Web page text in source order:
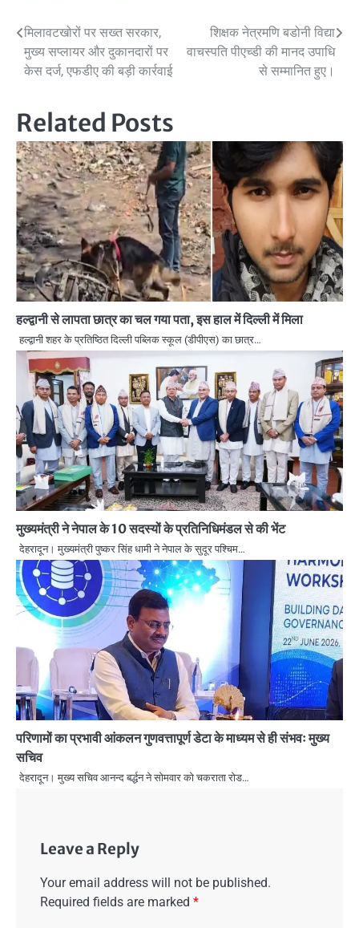
Post
navigation
मिलावटखोरों पर सख्त सरकार,
मुख्य सप्लायर और दुकानदारों पर
केस दर्ज, एफडीए की बड़ी कार्रवाई
शिक्षक नेत्रमणि बडोनी विद्या
वाचस्पति पीएच्डी की मानद उपाधि
से सम्मानित हुए।
Related Posts
हल्द्वानी से लापता छात्र का चल गया पता, इस हाल में दिल्‍ली में मिला
हल्द्वानी शहर के प्रतिष्ठित दिल्ली पब्लिक स्कूल (डीपीएस) का छात्र…
मुख्यमंत्री ने नेपाल के 10 सदस्यों के प्रतिनिधिमंडल से की भेंट
देहरादून। मुख्यमंत्री पुष्कर सिंह धामी ने नेपाल के सुदूर पश्चिम…
परिणामों का प्रभावी आंकलन गुणवत्तापूर्ण डेटा के माध्यम से ही संभवः मुख्य
सचिव
देहरादून। मुख्य सचिव आनन्द बर्द्धन ने सोमवार को चकराता रोड…
Leave a Reply
Your email address will not be published.
Required fields are marked *